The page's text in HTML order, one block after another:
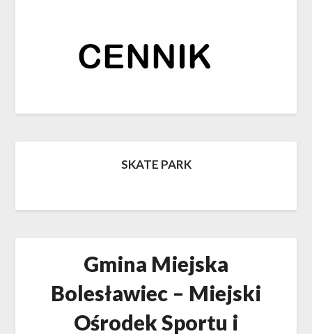
SKATE PARK
Gmina Miejska
Bolesławiec – Miejski
Ośrodek Sportu i